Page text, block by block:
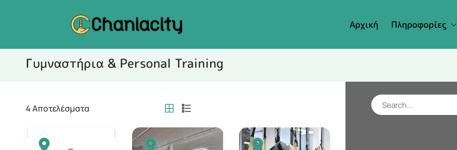
Αρχική Πληροφορίες
Γυμναστήρια & Personal Training
4Αποτελέσματα